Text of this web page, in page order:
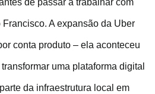
de passar a trabalhar com
A expansão da Uber
conta produto – ela aconteceu
uma plataforma digital
da infraestrutura local em